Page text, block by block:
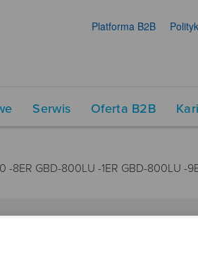
Platforma B2B
Serwis Oferta B2B
GBD-800LU -1ER GBD-800LU